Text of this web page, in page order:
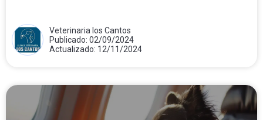
Veterinaria los Cantos
Publicado: 02/09/2024
Actualizado: 12/11/2024